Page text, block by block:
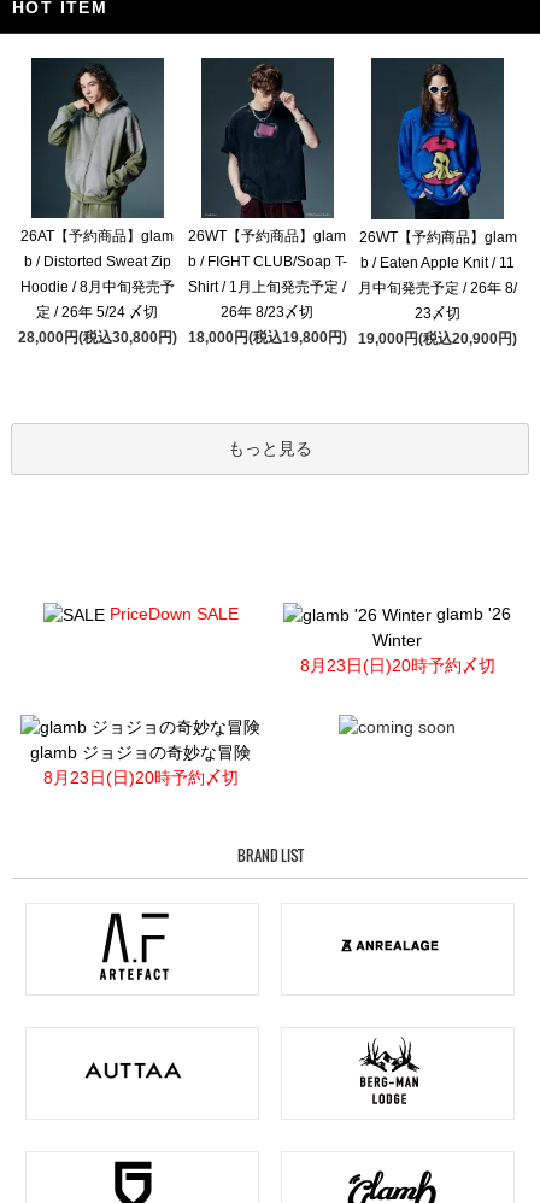
HOT ITEM
26AT【予約商品】glam
b / Distorted Sweat Zip
Hoodie / 8月中旬発売予
定 / 26年 5/24 〆切
28,000円(税込30,800円)
26WT【予約商品】glam
b / FIGHT CLUB/Soap T-
Shirt / 1月上旬発売予定 /
26年 8/23〆切
18,000円(税込19,800円)
26WT【予約商品】glam
b / Eaten Apple Knit / 11
月中旬発売予定 / 26年 8/
23〆切
19,000円(税込20,900円)
もっと見る
PriceDown SALE
glamb '26
Winter
8月23日(日)20時予約〆切
glamb ジョジョの奇妙な冒険
8月23日(日)20時予約〆切
BRAND LIST